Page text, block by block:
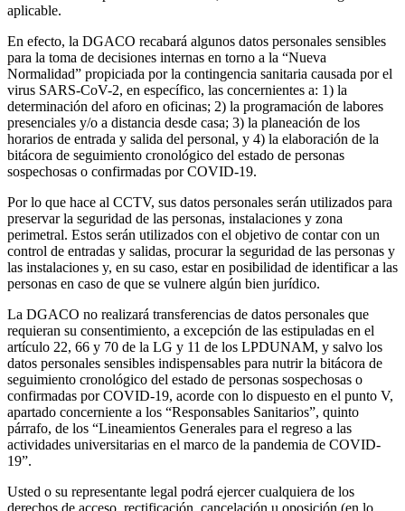
aplicable.
En efecto, la DGACO recabará algunos datos personales sensibles
para la toma de decisiones internas en torno a la “Nueva
Normalidad” propiciada por la contingencia sanitaria causada por el
virus SARS-CoV-2, en específico, las concernientes a: 1) la
determinación del aforo en oficinas; 2) la programación de labores
presenciales y/o a distancia desde casa; 3) la planeación de los
horarios de entrada y salida del personal, y 4) la elaboración de la
bitácora de seguimiento cronológico del estado de personas
sospechosas o confirmadas por COVID-19.
Por lo que hace al CCTV, sus datos personales serán utilizados para
preservar la seguridad de las personas, instalaciones y zona
perimetral. Estos serán utilizados con el objetivo de contar con un
control de entradas y salidas, procurar la seguridad de las personas y
las instalaciones y, en su caso, estar en posibilidad de identificar a las
personas en caso de que se vulnere algún bien jurídico.
La DGACO no realizará transferencias de datos personales que
requieran su consentimiento, a excepción de las estipuladas en el
artículo 22, 66 y 70 de la LG y 11 de los LPDUNAM, y salvo los
datos personales sensibles indispensables para nutrir la bitácora de
seguimiento cronológico del estado de personas sospechosas o
confirmadas por COVID-19, acorde con lo dispuesto en el punto V,
apartado concerniente a los “Responsables Sanitarios”, quinto
párrafo, de los “Lineamientos Generales para el regreso a las
actividades universitarias en el marco de la pandemia de COVID-
19”.
Usted o su representante legal podrá ejercer cualquiera de los